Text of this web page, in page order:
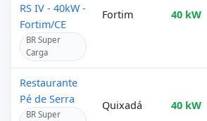
RS IV - 40kW -
Fortim/CE
BR Super
Carga
Fortim 40 kW
Restaurante
Pé de Serra
BR Super
Quixadá 40 kW